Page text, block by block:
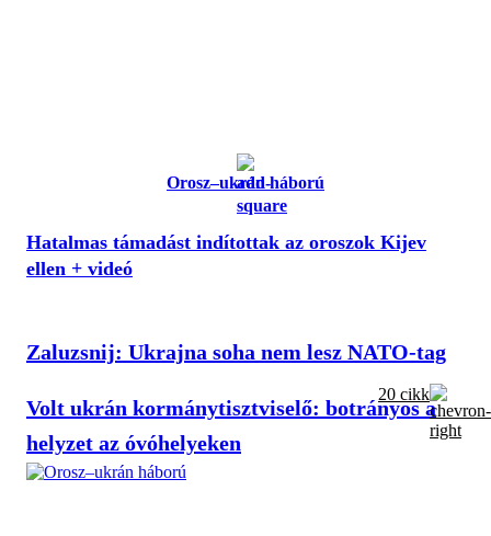
Orosz–ukrán háború
Hatalmas támadást indítottak az oroszok Kijev
ellen + videó
Zaluzsnij: Ukrajna soha nem lesz NATO-tag
Volt ukrán kormánytisztviselő: botrányos a
helyzet az óvóhelyeken
20 cikk